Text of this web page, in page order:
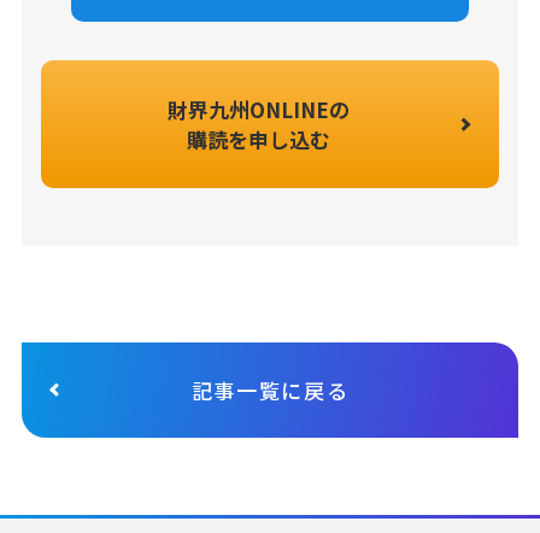
財界九州ONLINEの
購読を申し込む
記事一覧に戻る